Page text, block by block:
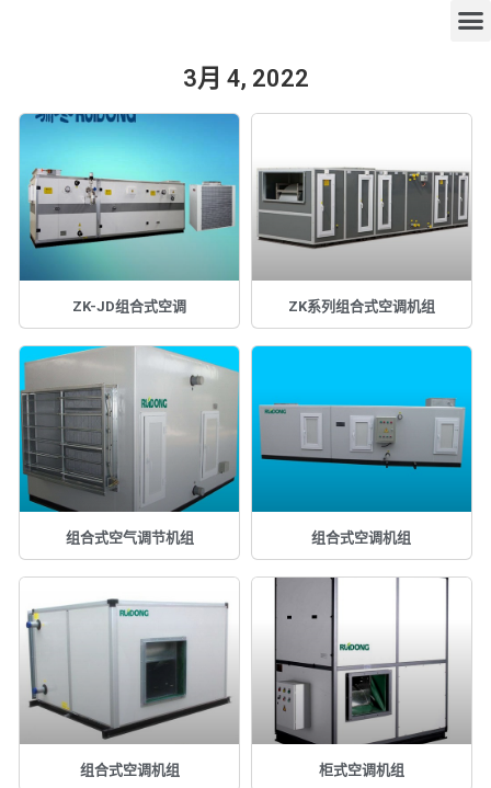
3月 4, 2022
ZK-JD组合式空调 ZK系列组合式空调机组
组合式空气调节机组 组合式空调机组
组合式空调机组 柜式空调机组